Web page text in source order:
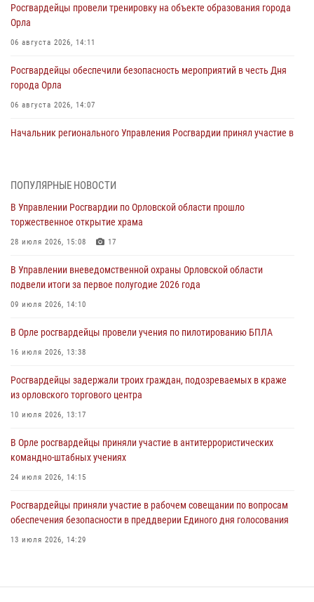
Росгвардейцы провели тренировку на объекте образования города
Орла
06 августа 2026, 14:11
Росгвардейцы обеспечили безопасность мероприятий в честь Дня
города Орла
06 августа 2026, 14:07
Начальник регионального Управления Росгвардии принял участие в
первое полугодие
05 августа 2026, 13:12
совершении противоправных действий
04 августа 2026, 14:21
04 августа 2026, 14:06
предоставлении госуслуг
03 августа 2026, 14:30
ПОПУЛЯРНЫЕ НОВОСТИ
В Управлении Росгвардии по Орловской области прошло
торжественное открытие храма
28 июля 2026, 15:08 17
В Управлении вневедомственной охраны Орловской области
подвели итоги за первое полугодие 2026 года
09 июля 2026, 14:10
В Орле росгвардейцы провели учения по пилотированию БПЛА
16 июля 2026, 13:38
Росгвардейцы задержали троих граждан, подозреваемых в краже
из орловского торгового центра
10 июля 2026, 13:17
В Орле росгвардейцы приняли участие в антитеррористических
командно-штабных учениях
24 июля 2026, 14:15
Росгвардейцы приняли участие в рабочем совещании по вопросам
обеспечения безопасности в преддверии Единого дня голосования
13 июля 2026, 14:29
16 июля 2026, 13:34